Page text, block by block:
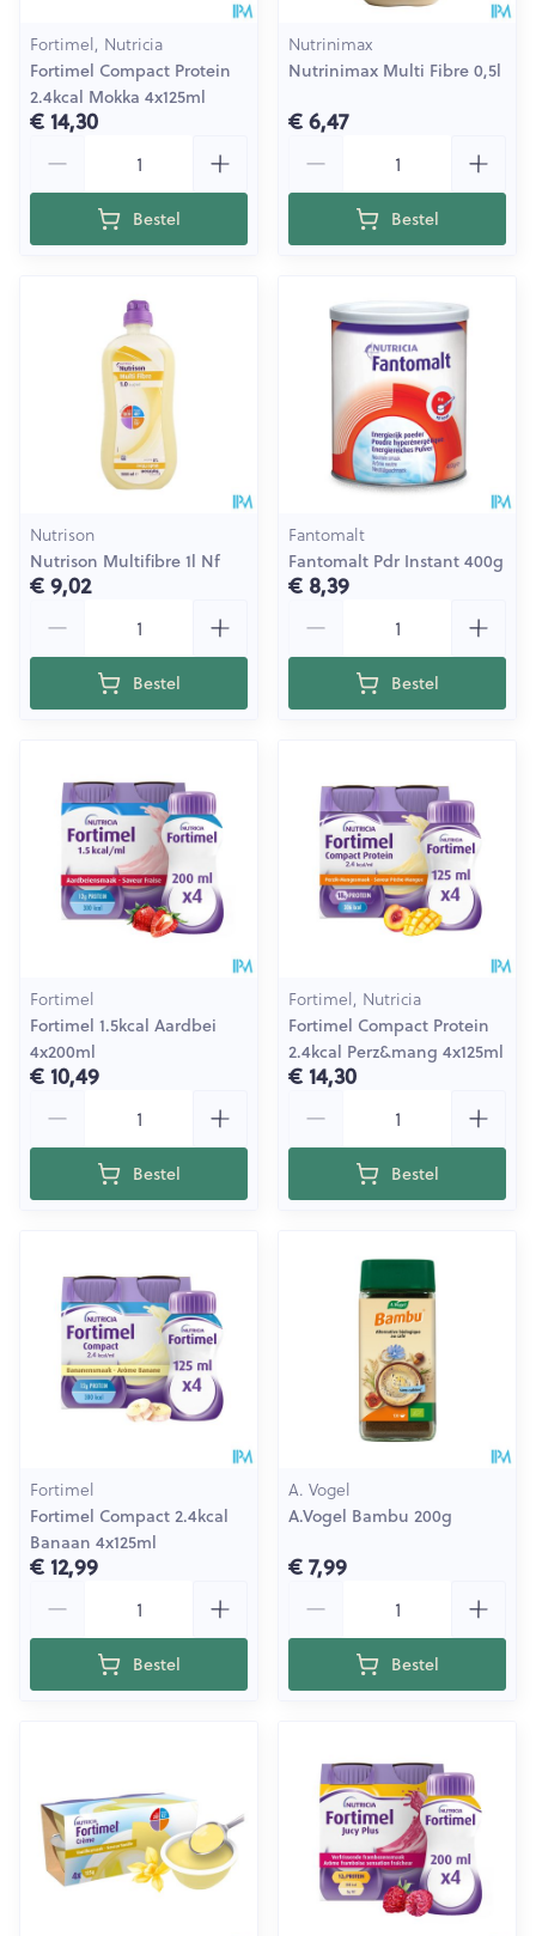
Fortimel, Nutricia
Fortimel Compact Protein
2.4kcal Mokka 4x125ml
€ 14,30
Bestel
Nutrinimax
Nutrinimax Multi Fibre 0,5l
€ 6,47
Bestel
Nutrison
Nutrison Multifibre 1l Nf
€ 9,02
Bestel
Fantomalt
Fantomalt Pdr Instant 400g
€ 8,39
Bestel
Fortimel
Fortimel 1.5kcal Aardbei
4x200ml
€ 10,49
Bestel
Fortimel, Nutricia
Fortimel Compact Protein
2.4kcal Perz&mang 4x125ml
€ 14,30
Bestel
Fortimel
Fortimel Compact 2.4kcal
Banaan 4x125ml
€ 12,99
Bestel
A. Vogel
A.Vogel Bambu 200g
€ 7,99
Bestel